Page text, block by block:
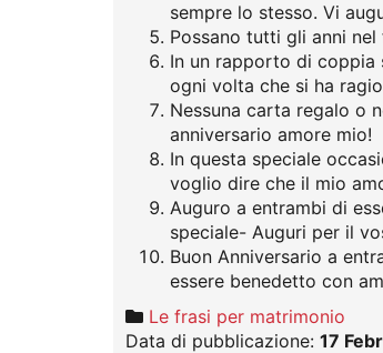
sempre lo stesso. Vi
Possano tutti gli anni
In un rapporto di coppia
ogni volta che si ha
Nessuna carta regalo o
anniversario amore mio!
In questa speciale
voglio dire che il mio
Auguro a entrambi di
speciale- Auguri per il
Buon Anniversario a
essere benedetto con
Le frasi per matrimonio
Data di pubblicazione: 17